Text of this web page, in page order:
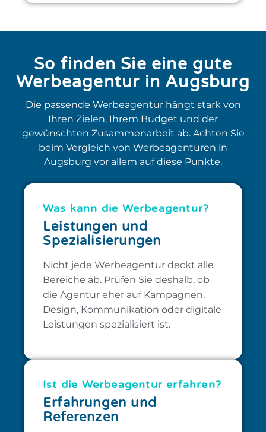
So finden Sie eine gute
Werbeagentur in Augsburg
Die passende Werbeagentur hängt stark von
Ihren Zielen, Ihrem Budget und der
gewünschten Zusammenarbeit ab. Achten Sie
beim Vergleich von Werbeagenturen in
Augsburg vor allem auf diese Punkte.
Was kann die Werbeagentur?
Leistungen und
Spezialisierungen
Nicht jede Werbeagentur deckt alle
Bereiche ab. Prüfen Sie deshalb, ob
die Agentur eher auf Kampagnen,
Design, Kommunikation oder digitale
Leistungen spezialisiert ist.
Ist die Werbeagentur erfahren?​
Erfahrungen und
Referenzen